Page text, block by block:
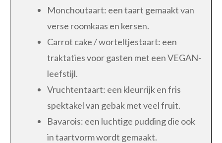
Monchoutaart: een taart gemaakt van
verse roomkaas en kersen.
Carrot cake / worteltjestaart: een
traktaties voor gasten met een VEGAN-
leefstijl.
Vruchtentaart: een kleurrijk en fris
spektakel van gebak met veel fruit.
Bavarois: een luchtige pudding die ook
in taartvorm wordt gemaakt.